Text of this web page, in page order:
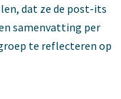
dat ze de post-its
samenvatting per
te reflecteren op